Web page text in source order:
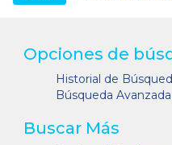
Opciones de
Historial de
Búsqueda Avanzada
Buscar Más